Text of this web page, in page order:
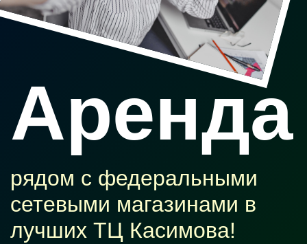
Аренда
рядом с федеральными
сетевыми магазинами в
лучших ТЦ Касимова!